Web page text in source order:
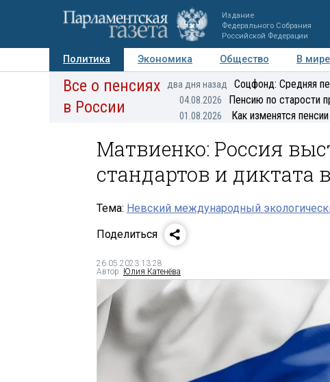
Издание
Федерального Собрания
Российской Федерации
Политика Экономика Общество В мире
Авторы Персоны Мнения Регионы
Все о пенсиях
в России
два дня назад Соцфонд: Средняя
04.08.2026 Пенсию по старости
01.08.2026 Как изменятся
Матвиенко: Россия
стандартов и диктата
Тема: Невский международный
Поделиться
26.05.2023 13:28
Автор: Юлия Катенёва